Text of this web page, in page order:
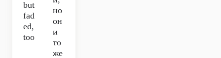
but
fad
ed,
too
но
он
и
то
же